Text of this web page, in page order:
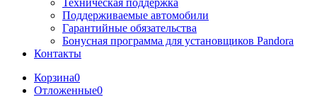
Техническая поддержка
Поддерживаемые автомобили
Гарантийные обязательства
Бонусная программа для установщиков Pandora
Контакты
Корзина0
Отложенные0